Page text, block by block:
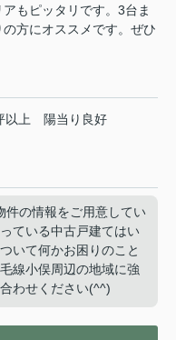
もピッタリです。3台ま
方にオススメです。ぜひ
以上
陽当り良好
件の情報をご用意してい
ている中古戸建てはい
いて何かお困りのこと
線小俣周辺の地域に強
わせください(^^)